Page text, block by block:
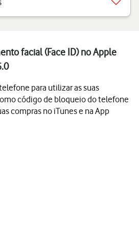
facial (Face ID) no Apple
para utilizar as suas
código de bloqueio do telefone
compras no iTunes e na App